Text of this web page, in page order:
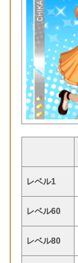
レベル1
レベル60
レベル80